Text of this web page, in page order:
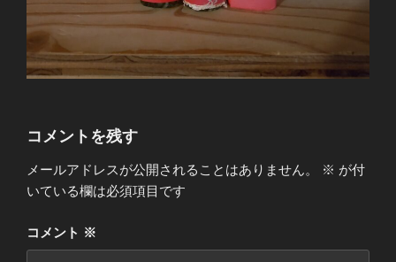
コメントを残す
メールアドレスが公開されることはありません。 ※ が付
いている欄は必須項目です
コメント ※